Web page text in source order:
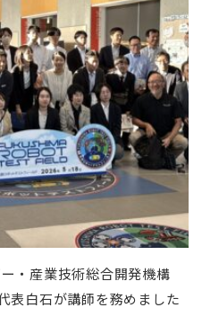
・産業技術総合開発機構
表白石が講師を務めました